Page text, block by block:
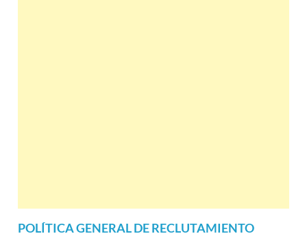
POLÍTICA GENERAL DE RECLUTAMIENTO